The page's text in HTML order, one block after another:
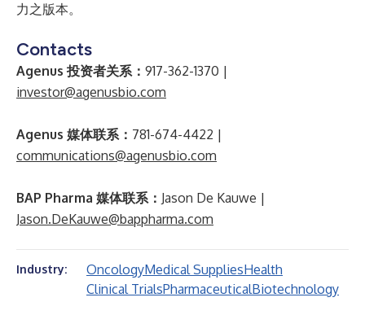
力之版本。
Contacts
Agenus 投资者关系： 917-362-1370 |
investor@agenusbio.com
Agenus 媒体联系： 781-674-4422 |
communications@agenusbio.com
BAP Pharma 媒体联系： Jason De Kauwe |
Jason.DeKauwe@bappharma.com
Industry: OncologyMedical SuppliesHealth
Clinical TrialsPharmaceuticalBiotechnology